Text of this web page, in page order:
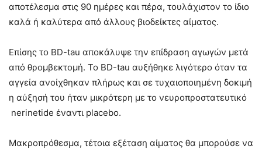
αποτέλεσμα στις 90 ημέρες και πέρα, τουλάχιστον το ίδιο
καλά ή καλύτερα από άλλους βιοδείκτες αίματος.
Επίσης το BD-tau αποκάλυψε την επίδραση αγωγών μετά
από θρομβεκτομή. Το BD-tau αυξήθηκε λιγότερο όταν τα
αγγεία ανοίχθηκαν πλήρως και σε τυχαιοποιημένη δοκιμή
η αύξησή του ήταν μικρότερη με το νευροπροστατευτικό
nerinetide έναντι placebo.
Μακροπρόθεσμα, τέτοια εξέταση αίματος θα μπορούσε να